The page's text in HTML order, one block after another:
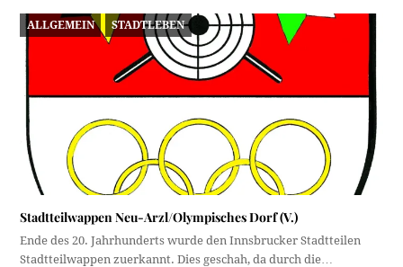
ALLGEMEIN STADTLEBEN
Stadtteilwappen Neu-Arzl/Olympisches Dorf (V.)
Ende des 20. Jahrhunderts wurde den Innsbrucker Stadtteilen
Stadtteilwappen zuerkannt. Dies geschah, da durch die…